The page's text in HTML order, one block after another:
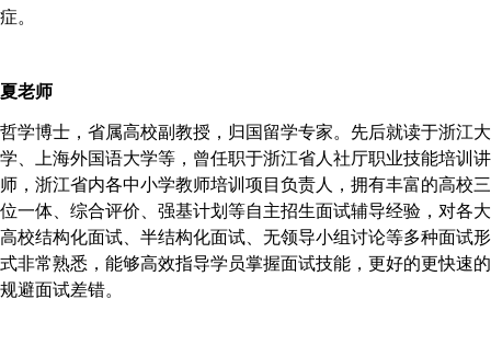
症。
夏老师
哲学博士，省属高校副教授，归国留学专家。先后就读于浙江大
学、上海外国语大学等，曾任职于浙江省人社厅职业技能培训讲
师，浙江省内各中小学教师培训项目负责人，拥有丰富的高校三
位一体、综合评价、强基计划等自主招生面试辅导经验，对各大
高校结构化面试、半结构化面试、无领导小组讨论等多种面试形
式非常熟悉，能够高效指导学员掌握面试技能，更好的更快速的
规避面试差错。